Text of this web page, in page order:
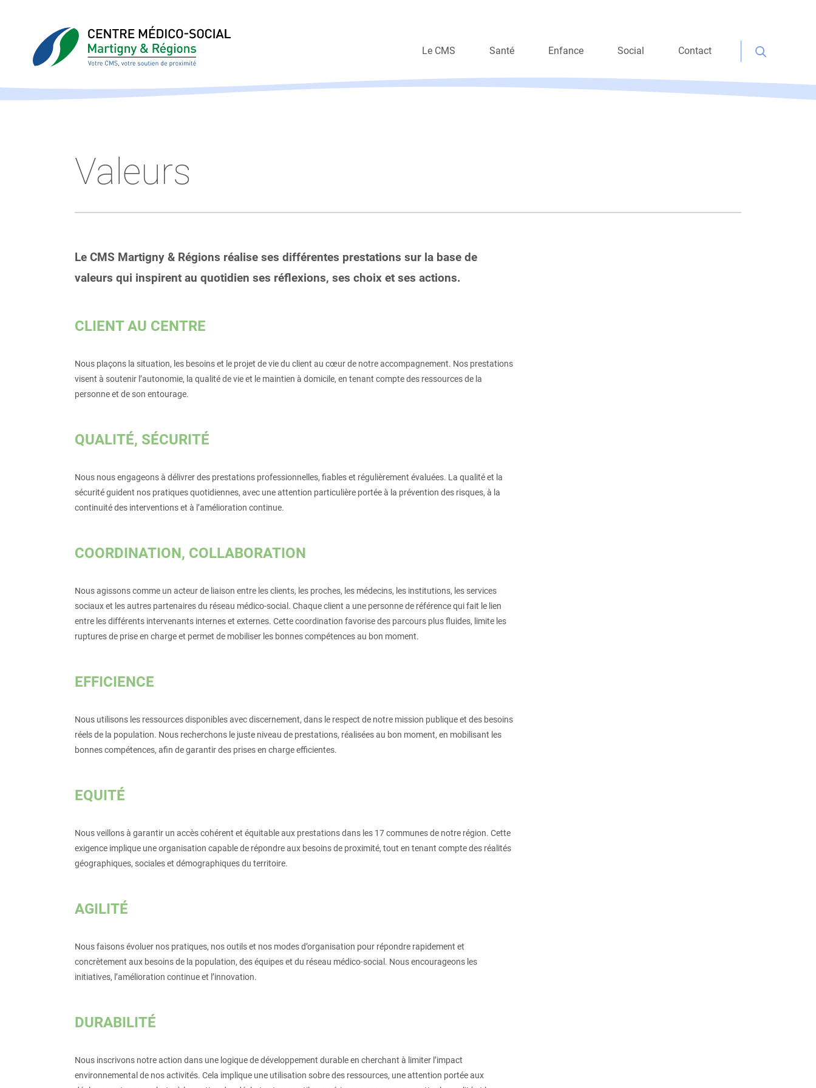
Le CMS Santé Enfance Social
Aide matérielle
Contact
Rechercher :
Valeurs
Le CMS Martigny & Régions réalise ses différentes prestations sur la base de
valeurs qui inspirent au quotidien ses réflexions, ses choix et ses actions.
CLIENT AU CENTRE
Nous plaçons la situation, les besoins et le projet de vie du client au cœur de notre accompagnement. Nos prestations
visent à soutenir l’autonomie, la qualité de vie et le maintien à domicile, en tenant compte des ressources de la
personne et de son entourage.
QUALITÉ, SÉCURITÉ
Nous nous engageons à délivrer des prestations professionnelles, fiables et régulièrement évaluées. La qualité et la
sécurité guident nos pratiques quotidiennes, avec une attention particulière portée à la prévention des risques, à la
continuité des interventions et à l’amélioration continue.
COORDINATION, COLLABORATION
Nous agissons comme un acteur de liaison entre les clients, les proches, les médecins, les institutions, les services
sociaux et les autres partenaires du réseau médico-social. Chaque client a une personne de référence qui fait le lien
entre les différents intervenants internes et externes. Cette coordination favorise des parcours plus fluides, limite les
ruptures de prise en charge et permet de mobiliser les bonnes compétences au bon moment.
EFFICIENCE
Nous utilisons les ressources disponibles avec discernement, dans le respect de notre mission publique et des besoins
réels de la population. Nous recherchons le juste niveau de prestations, réalisées au bon moment, en mobilisant les
bonnes compétences, afin de garantir des prises en charge efficientes.
EQUITÉ
Nous veillons à garantir un accès cohérent et équitable aux prestations dans les 17 communes de notre région. Cette
exigence implique une organisation capable de répondre aux besoins de proximité, tout en tenant compte des réalités
géographiques, sociales et démographiques du territoire.
AGILITÉ
Nous faisons évoluer nos pratiques, nos outils et nos modes d’organisation pour répondre rapidement et
concrètement aux besoins de la population, des équipes et du réseau médico-social. Nous encourageons les
initiatives, l’amélioration continue et l’innovation.
DURABILITÉ
Nous inscrivons notre action dans une logique de développement durable en cherchant à limiter l’impact
environnemental de nos activités. Cela implique une utilisation sobre des ressources, une attention portée aux